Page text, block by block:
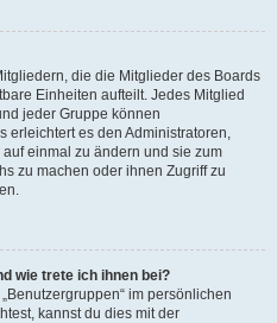
die die Mitglieder des Boards
Einheiten aufteilt. Jedes Mitglied
jeder Gruppe können
erleichtert es den Administratoren,
einmal zu ändern und sie zum
zu machen oder ihnen Zugriff zu
wie trete ich ihnen bei?
im persönlichen
kannst du dies mit der